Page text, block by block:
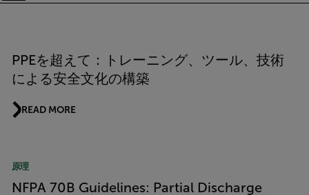
PPEを超えて：トレーニング、ツール、技術
による安全文化の構築
READ MORE
原理
NFPA 70B Guidelines: Partial Discharge